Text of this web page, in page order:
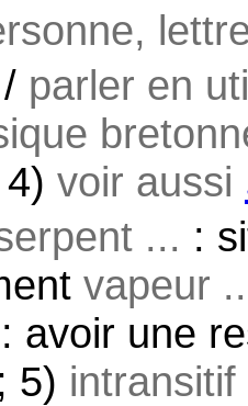
parler en
voir aussi
... :
vapeur
: avoir une
5)